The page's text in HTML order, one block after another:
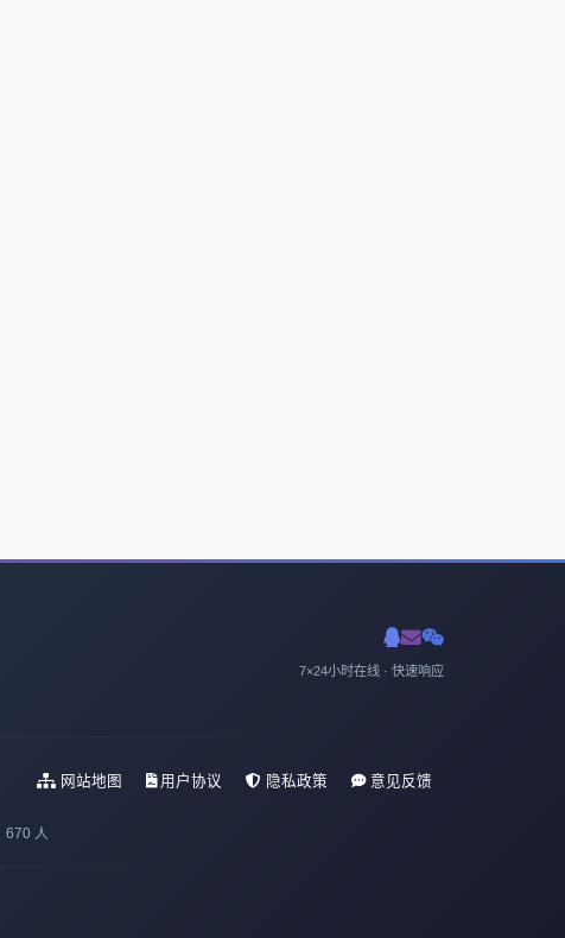
7×24小时在线 · 快速响应
网站地图 用户协议 隐私政策 意见反馈
670 人